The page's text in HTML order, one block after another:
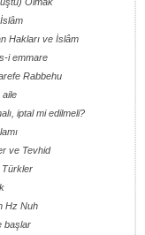
Hakları ve İslâm
i emmare
Rabbehu
iptal mi edilmeli?
ve Tevhid
Türkler
Hz Nuh
başlar